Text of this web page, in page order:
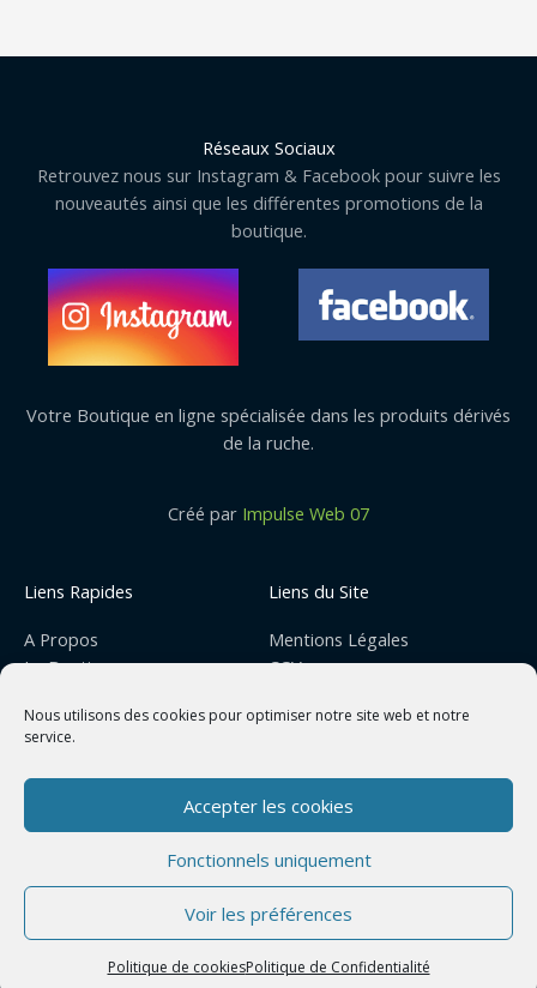
Nous utilisons des cookies pour optimiser notre site web et notre
service.
Accepter les cookies
Fonctionnels uniquement
Voir les préférences
Politique de cookiesPolitique de Confidentialité
Réseaux Sociaux
Retrouvez nous sur Instagram & Facebook pour suivre les
nouveautés ainsi que les différentes promotions de la
boutique.
Votre Boutique en ligne spécialisée dans les produits dérivés
de la ruche.
Créé par Impulse Web 07
Liens Rapides
A Propos
La Boutique
Mon Compte
Liens du Site
Mentions Légales
CGV
Code Promo
Copyright © 2026 | Trésors de la Ruche